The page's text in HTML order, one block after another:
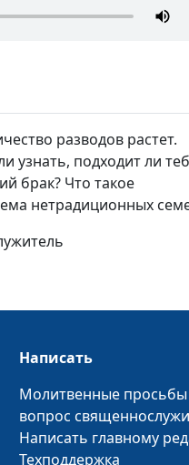
разводов растет.
узнать, подходит ли
брак? Что такое
нетрадиционных
Написать
Молитвенные просьбы
вопрос
Написать главному
Техподдержка